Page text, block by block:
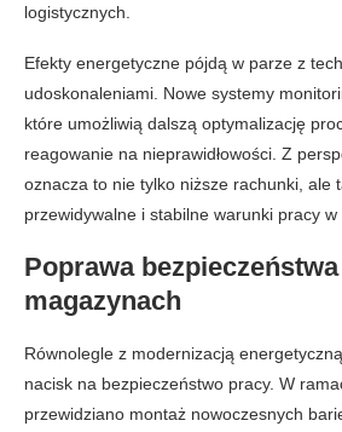
logistycznych.
Efekty energetyczne pójdą w parze z
udoskonaleniami. Nowe systemy
które umożliwią dalszą optymalizację
reagowanie na nieprawidłowości. Z
oznacza to nie tylko niższe rachunki, ale
przewidywalne i stabilne warunki pracy w
Poprawa
magazynach
Równolegle z modernizacją
nacisk na bezpieczeństwo pracy. W
przewidziano montaż nowoczesnych